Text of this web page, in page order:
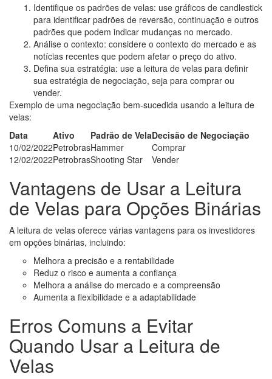
Identifique os padrões de velas: use gráficos de candlestick
para identificar padrões de reversão, continuação e outros
padrões que podem indicar mudanças no mercado.
Análise o contexto: considere o contexto do mercado e as
notícias recentes que podem afetar o preço do ativo.
Defina sua estratégia: use a leitura de velas para definir
sua estratégia de negociação, seja para comprar ou
vender.
Exemplo de uma negociação bem-sucedida usando a leitura de
velas:
Data
Ativo Padrão de VelaDecisão de Negociação
10/02/2022PetrobrasHammer
Comprar
12/02/2022PetrobrasShooting Star Vender
Vantagens de Usar a Leitura
de Velas para Opções Binárias
A leitura de velas oferece várias vantagens para os investidores
em opções binárias, incluindo:
Melhora a precisão e a rentabilidade
Reduz o risco e aumenta a confiança
Melhora a análise do mercado e a compreensão
Aumenta a flexibilidade e a adaptabilidade
Erros Comuns a Evitar
Quando Usar a Leitura de
Velas